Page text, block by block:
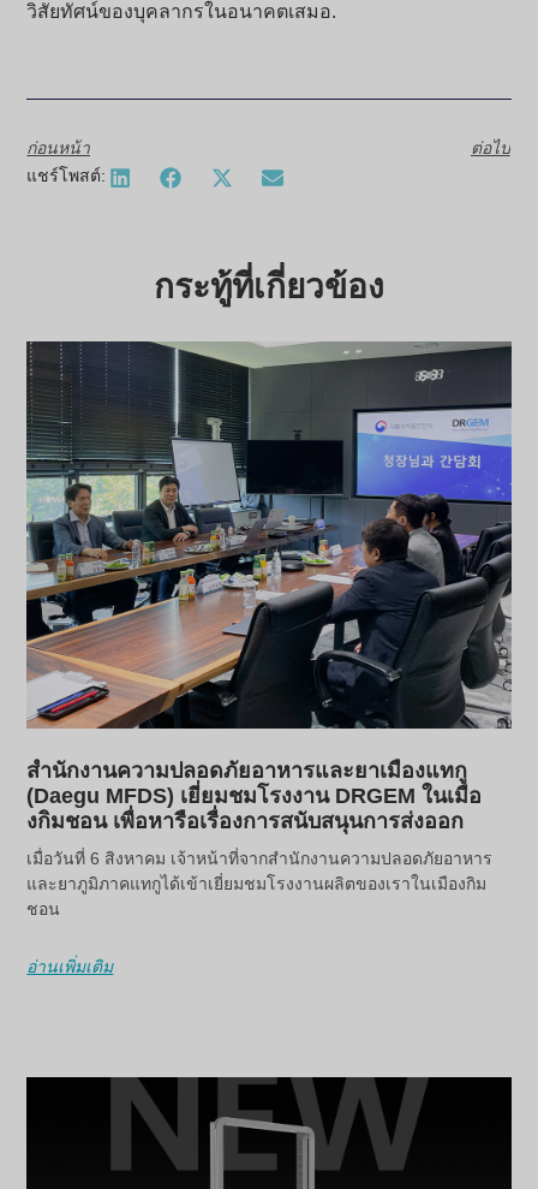
วิสัยทัศน์ของบุคลากรในอนาคตเสมอ.
ก่อนหน้า
ต่อไป
แชร์โพสต์:
กระทู้ที่เกี่ยวข้อง
สำนักงานความปลอดภัยอาหารและยาเมืองแทกู
(Daegu MFDS) เยี่ยมชมโรงงาน DRGEM ในเมือ
งกิมชอน เพื่อหารือเรื่องการสนับสนุนการส่งออก
เมื่อวันที่ 6 สิงหาคม เจ้าหน้าที่จากสำนักงานความปลอดภัยอาหาร
และยาภูมิภาคแทกูได้เข้าเยี่ยมชมโรงงานผลิตของเราในเมืองกิม
ชอน
อ่านเพิ่มเติม